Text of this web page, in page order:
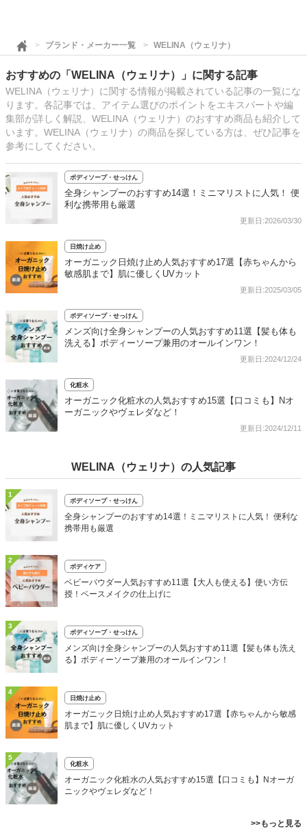
ブランド・メーカー一覧 WELINA（ウェリナ）
おすすめの「WELINA（ウェリナ）」に関する記事
WELINA（ウェリナ）に関する情報が掲載されている記事の一覧にな
ります。各記事では、アイテム選びのポイントをエキスパートや編
集部が詳しく解説、WELINA（ウェリナ）のおすすめ商品も紹介して
います。WELINA（ウェリナ）の商品を探している方は、ぜひ記事を
参考にしてください。
ボディソープ・せっけん
全身シャンプーのおすすめ14選！ミニマリストに人気！ 便
利な携帯用も厳選
更新日:2026/03/30
日焼け止め
オーガニック日焼け止め人気おすすめ17選【赤ちゃんから
敏感肌まで】肌に優しくUVカット
更新日:2025/03/05
ボディソープ・せっけん
メンズ向け全身シャンプーの人気おすすめ11選【髪も体も
洗える】ボディーソープ兼用のオールインワン！
更新日:2024/12/24
化粧水
オーガニック化粧水の人気おすすめ15選【口コミも】Nオ
ーガニックやヴェレダなど！
更新日:2024/12/11
WELINA（ウェリナ）の人気記事
1
ボディソープ・せっけん
全身シャンプーのおすすめ14選！ミニマリストに人気！ 便利な
携帯用も厳選
2
ボディケア
ベビーパウダー人気おすすめ11選【大人も使える】使い方伝
授！ベースメイクの仕上げに
3
ボディソープ・せっけん
メンズ向け全身シャンプーの人気おすすめ11選【髪も体も洗え
る】ボディーソープ兼用のオールインワン！
4
日焼け止め
オーガニック日焼け止め人気おすすめ17選【赤ちゃんから敏感
肌まで】肌に優しくUVカット
5
化粧水
オーガニック化粧水の人気おすすめ15選【口コミも】Nオーガ
ニックやヴェレダなど！
>>もっと見る